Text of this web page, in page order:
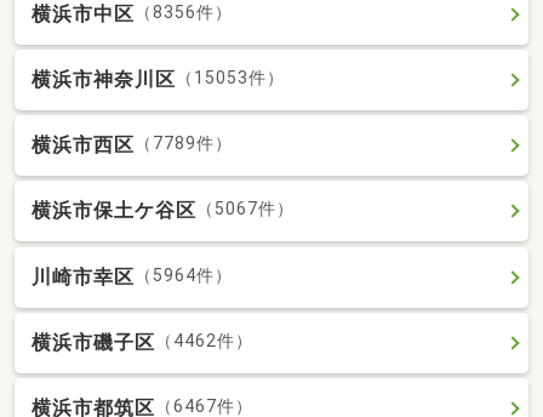
横浜市中区 （8356件）
横浜市神奈川区 （15053件）
横浜市西区 （7789件）
横浜市保土ケ谷区 （5067件）
川崎市幸区 （5964件）
横浜市磯子区 （4462件）
横浜市都筑区 （6467件）